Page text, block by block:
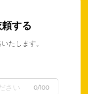
する
たします。
0/100